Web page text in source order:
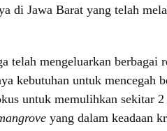
di Jawa Barat yang telah
mengeluarkan berbagai
kebutuhan untuk mencegah
untuk memulihkan sekitar
yang dalam keadaan